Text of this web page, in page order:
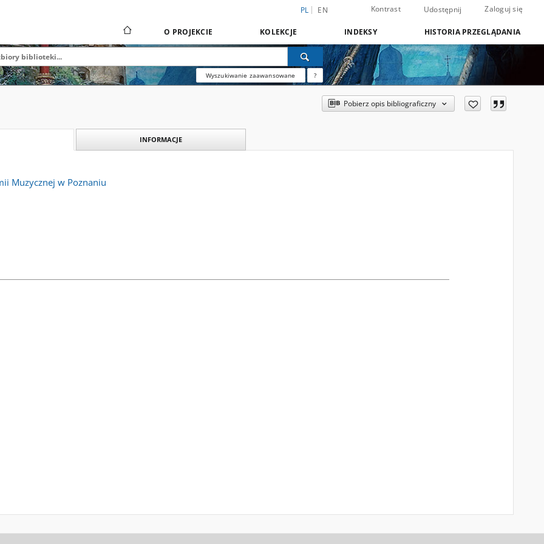
PL EN Kontrast Udostępnij Zaloguj się
O PROJEKCIE KOLEKCJE INDEKSY HISTORIA PRZEGLĄDANIA
Wyszukiwanie zaawansowane ?
Pobierz opis bibliograficzny
INFORMACJE
Muzycznej w Poznaniu